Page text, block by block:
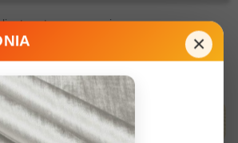
w tym momencie.
samej kategori
×